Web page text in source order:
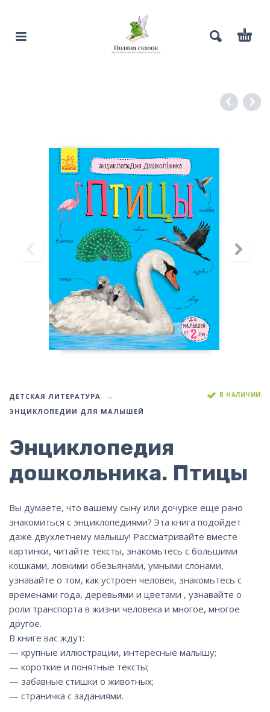
ДЕТСКАЯ ЛИТЕРАТУРА
ЭНЦИКЛОПЕДИИ ДЛЯ МАЛЫШЕЙ
В НАЛИЧИИ
Энциклопедия
дошкольника. Птицы
Вы думаете, что вашему сыну или дочурке еще рано
знакомиться с энциклопедиями? Эта книга подойдет
даже двухлетнему малышу! Рассматривайте вместе
картинки, читайте тексты, знакомьтесь с большими
кошками, ловкими обезьянами, умными слонами,
узнавайте о том, как устроен человек, знакомьтесь с
временами года, деревьями и цветами , узнавайте о
роли транспорта в жизни человека и многое, многое
другое.
В книге вас ждут:
— крупные иллюстрации, интересные малышу;
— короткие и понятные тексты;
— забавные стишки о животных;
— страничка с заданиями.